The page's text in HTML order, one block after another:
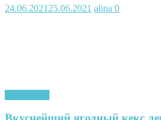
24.06.2021 25.06.2021 alina 0